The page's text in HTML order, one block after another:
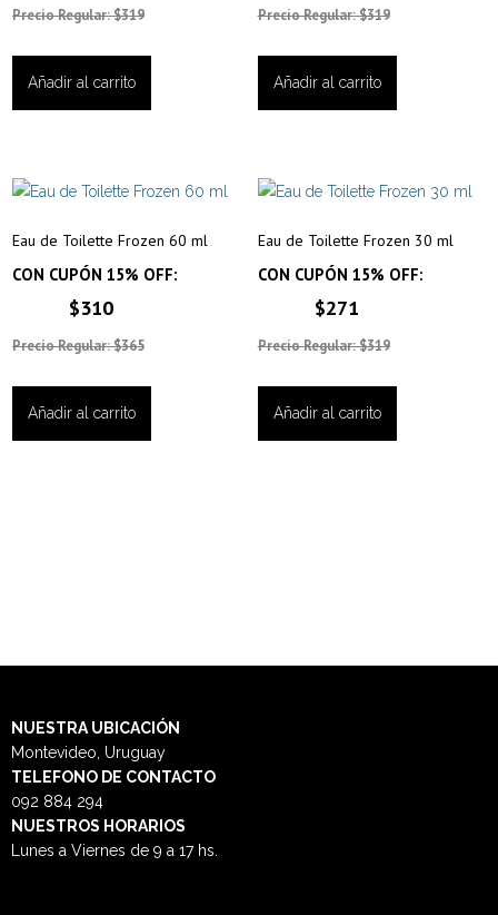
Precio Regular: $319
Añadir al carrito
Precio Regular: $319
Añadir al carrito
Eau de Toilette Frozen 60 ml
CON CUPÓN 15% OFF:
$310
Precio Regular: $365
Añadir al carrito
Eau de Toilette Frozen 30 ml
CON CUPÓN 15% OFF:
$271
Precio Regular: $319
Añadir al carrito
NUESTRAUBICACIÓN
Montevideo, Uruguay
TELEFONO DE CONTACTO
092 884 294
NUESTROS HORARIOS
Lunes a Viernes de 9 a 17 hs.